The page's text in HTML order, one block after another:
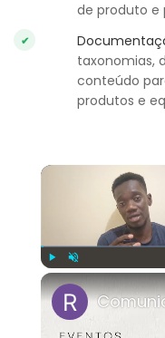
de produto e
taxonomias,
conteúdo
produtos e
Play Unmute